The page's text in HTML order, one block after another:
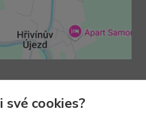
své cookies?